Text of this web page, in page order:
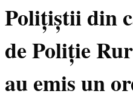
Polițiștii din
de Poliție
au emis un